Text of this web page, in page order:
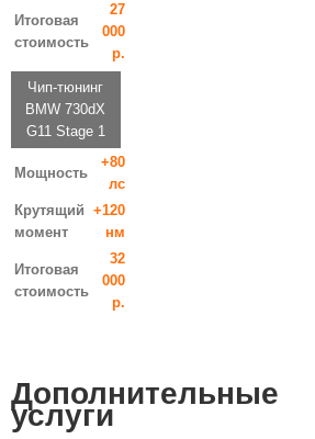
Итоговая
стоимость
27
000
р.
Чип-тюнинг
BMW 730dX
G11 Stage 1
Мощность
+80
лс
Крутящий
момент
+120
нм
Итоговая
стоимость
32
000
р.
Дополнительные
услуги